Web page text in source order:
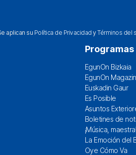
aplican su Política de Privacidad yTérminos del
Programas
EgunOn Bizkaia
EgunOn
Euskadin Gaur
Es Posible
Asuntos
Boletines de
¡Música, maestra!
La Emoción del
Oye Cómo Va